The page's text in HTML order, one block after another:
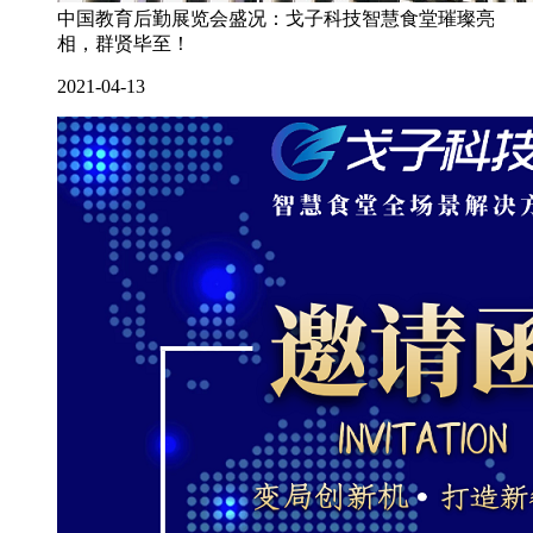
中国教育后勤展览会盛况：戈子科技智慧食堂璀璨亮
相，群贤毕至！
2021-04-13